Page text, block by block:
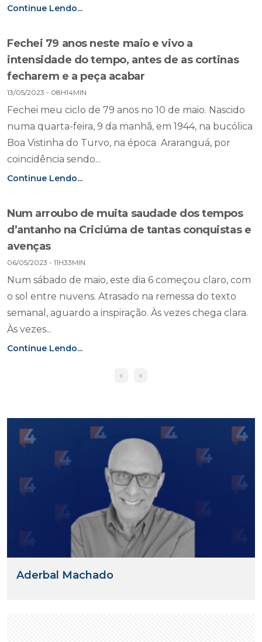
Continue Lendo...
Fechei 79 anos neste maio e vivo a
intensidade do tempo, antes de as cortinas
fecharem e a peça acabar
13/05/2023 - 08H14MIN
Fechei meu ciclo de 79 anos no 10 de maio. Nascido
numa quarta-feira, 9 da manhã, em 1944, na bucólica
Boa Vistinha do Turvo, na época Araranguá, por
coincidência sendo...
Continue Lendo...
Num arroubo de muita saudade dos tempos
d’antanho na Criciúma de tantas conquistas e
avenças
06/05/2023 - 11H33MIN
Num sábado de maio, este dia 6 começou claro, com
o sol entre nuvens. Atrasado na remessa do texto
semanal, aguardo a inspiração. Às vezes chega clara.
Às vezes...
Continue Lendo...
« »
Aderbal Machado